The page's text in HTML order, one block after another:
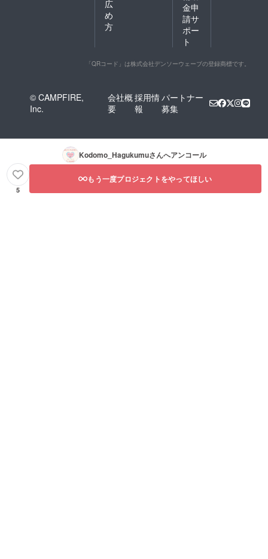
広
め
方
金申
請サ
ポー
ト
「QRコード」は株式会社デンソーウェーブの登録商標です。
© CAMPFIRE,
Inc.
会社概
要
採用情
報
パートナー
募集
Kodomo_Hagukumuさんへアンコール
5
もう一度プロジェクトをやってほしい